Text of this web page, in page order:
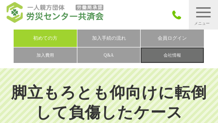
初めての方 加入手続の流れ 会員ログイン
加入費用 Q&A 会社情報
労災保険とは
労災保険の取りまとめ
労災保険加入手続きの流れ
加入費用
加入申込み
脚立もろとも仰向けに転倒
して負傷したケース